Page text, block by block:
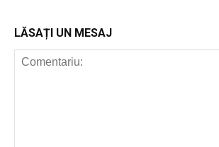
LĂSAȚI UN MESAJ